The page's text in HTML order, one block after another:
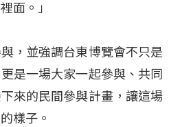
面。」
，並強調台東博覽會不只是
是一場大家一起參與、共同
來的民間參與計畫，讓這場
樣子。